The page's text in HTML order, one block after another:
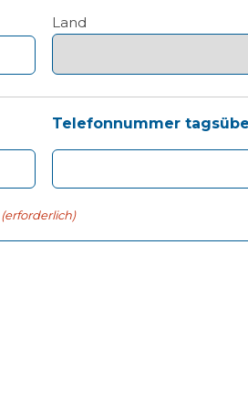
Land
Telefonnummer
(erforderlich)